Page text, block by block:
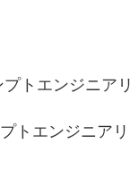
プトエンジニア
トエンジニア